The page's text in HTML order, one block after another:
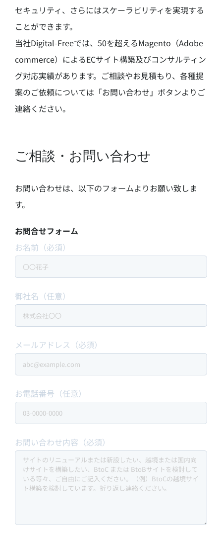
セキュリティ、さらにはスケーラビリティを実現する
ことができます。
当社Digital-Freeでは、50を超えるMagento（Adobe
commerce）によるECサイト構築及びコンサルティン
グ対応実績があります。ご相談やお見積もり、各種提
案のご依頼については「お問い合わせ」ボタンよりご
連絡ください。
ご相談・お問い合わせ
お問い合わせは、以下のフォームよりお願い致しま
す。
お問合せフォーム
お名前（必須）
御社名（任意）
メールアドレス（必須）
お電話番号（任意）
お問い合わせ内容（必須）